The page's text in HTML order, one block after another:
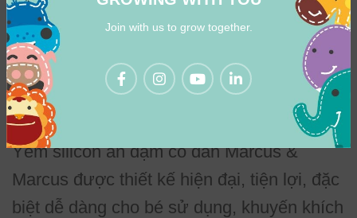
Join with us to grow together.
cảm thấy cuốn hút và muốn tìm hiểu khám
phá.
Thiết kế thân thiện với bé, giúp bé
hứng thú với bữa ăn
Yếm silicon ăn dặm cổ dán Marcus &
Marcus được thiết kế hiện đại, tiện lợi, đặc
biệt dễ dàng cho bé sử dụng, khuyến khích